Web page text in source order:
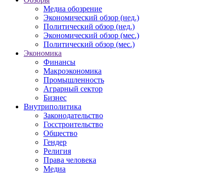
Медиа обозрение
Экономический обзор (нед.)
Политический обзор (нед.)
Экономический обзор (мес.)
Политический обзор (мес.)
Экономика
Финансы
Макроэкономика
Промышленность
Аграрный сектор
Бизнес
Внутриполитика
Законодательство
Госстроительство
Общество
Гендер
Религия
Права человека
Медиа